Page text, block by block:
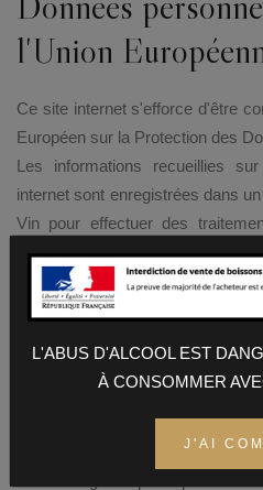
l'Union
Ce site internet s'efforce d'être
Européen sur la Protection des
Les informations recueillies
internet sont enregistrées dans
Vin pour effectuer des
destinés au fonctionnement des
Elles sont conservées pendant
des traitements et sont
faire rectifier en contactant:
Nous vous informons de
L'ABUS D'ALCOOL EST
À CONSOMMER
J'AI